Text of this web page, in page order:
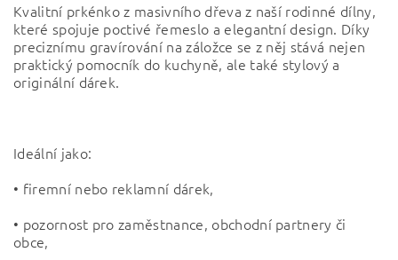
Kvalitní prkénko z masivního dřeva z naší rodinné dílny,
které spojuje poctivé řemeslo a elegantní design. Díky
preciznímu gravírování na záložce se z něj stává nejen
praktický pomocník do kuchyně, ale také stylový a
originální dárek.
Ideální jako:
• firemní nebo reklamní dárek,
• pozornost pro zaměstnance, obchodní partnery či
obce,